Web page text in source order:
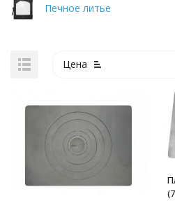
Печное литье
Цена